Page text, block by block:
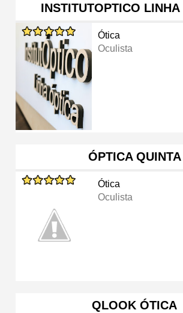
INSTITUTOPTICO
Ótica
Oculista
ÓPTICA QUINTA
Ótica
Oculista
QLOOK ÓTICA